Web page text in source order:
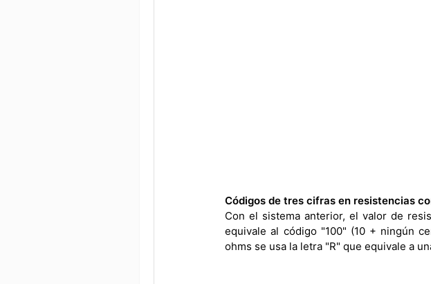
Códigos de tres cifras en resistencias
Con el sistema anterior, el valor de
equivale al código "100" (10 + ningún
ohms se usa la letra "R" que equivale a